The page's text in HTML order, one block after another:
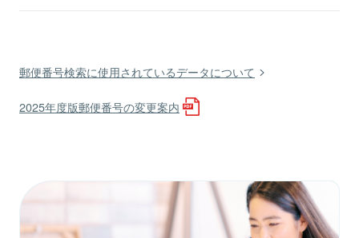
郵便番号検索に使用されているデータについて
2025年度版郵便番号の変更案内